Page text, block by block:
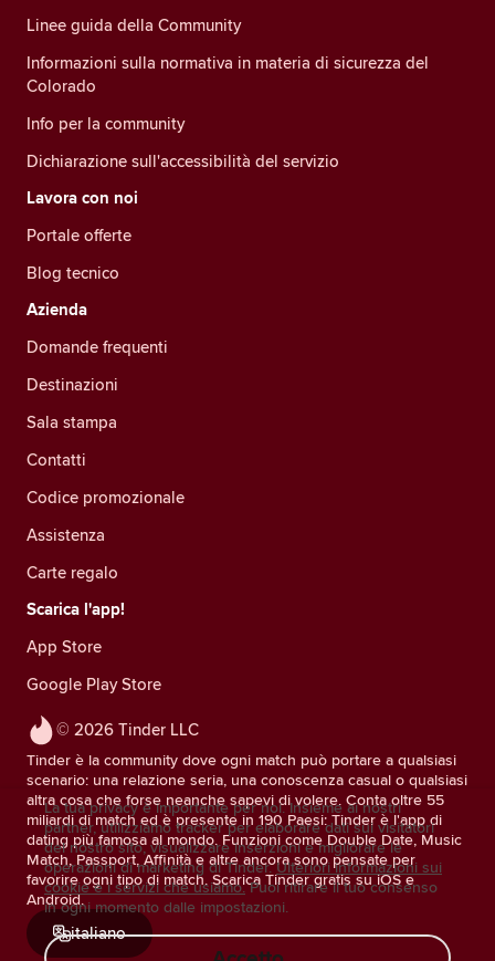
© 2026 Tinder LLC
Tinder è la community dove ogni match può portare a qualsiasi
scenario: una relazione seria, una conoscenza casual o qualsiasi
altra cosa che forse neanche sapevi di volere. Conta oltre 55
miliardi di match ed è presente in 190 Paesi: Tinder è l'app di
dating più famosa al mondo. Funzioni come Double Date, Music
Match, Passport, Affinità e altre ancora sono pensate per
favorire ogni tipo di match. Scarica Tinder gratis su iOS e
Android.
italiano
Linee guida della Community
Informazioni sulla normativa in materia di sicurezza del
Colorado
Info per la community
Dichiarazione sull'accessibilità del servizio
Lavora con noi
Portale offerte
Blog tecnico
Azienda
Domande frequenti
Destinazioni
Sala stampa
Contatti
Codice promozionale
Assistenza
Carte regalo
Scarica l'app!
App Store
Google Play Store
La tua privacy è importante per noi. Insieme ai nostri
partner, utilizziamo tracker per elaborare dati sui visitatori
del nostro sito, visualizzare inserzioni e migliorare le
operazioni di marketing di Tinder. Ulteriori informazioni sui
cookie e i servizi che usiamo. Puoi ritirare il tuo consenso
in ogni momento dalle impostazioni.